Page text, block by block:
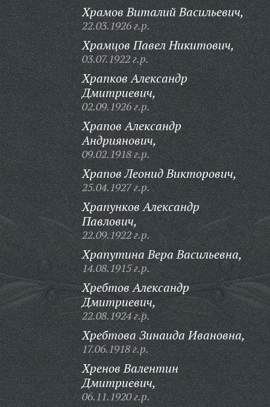
Храмов Виталий Васильевич,
22.03.1926 г.р.
Храмцов Павел Никитович,
03.07.1922 г.р.
Храпков Александр
Дмитриевич,
02.09.1926 г.р.
Храпов Александр
Андриянович,
09.02.1918 г.р.
Храпов Леонид Викторович,
25.04.1927 г.р.
Храпунков Александр
Павлович,
22.09.1922 г.р.
Храпутина Вера Васильевна,
14.08.1915 г.р.
Хребтов Александр
Дмитриевич,
22.08.1924 г.р.
Хребтова Зинаида Ивановна,
17.06.1918 г.р.
Хренов Валентин
Дмитриевич,
06.11.1920 г.р.